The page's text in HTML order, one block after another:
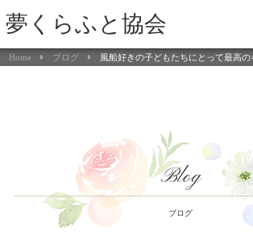
夢くらふと協会
Home ブログ 風船好きの子どもたちにとって最高の
Blog
ブログ